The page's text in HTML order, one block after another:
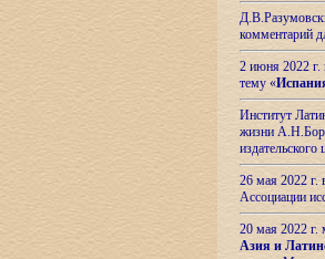
комментарий
2 июня 2022 г.
тему «
Институт
жизни
26 мая 2022
Ассоциации
20 мая 2022
Азия и